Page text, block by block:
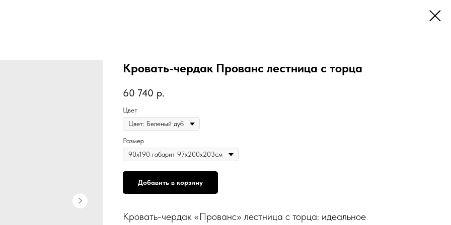
Кровать-чердак Прованс лестница с торца
60 740 р.
Цвет
Размер
Добавить в корзину
Кровать-чердак «Прованс» лестница с торца: идеальное